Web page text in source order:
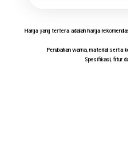
Harga yang tertera adalah harga
Perubahan warna, material serta
Spesifikasi, fitur